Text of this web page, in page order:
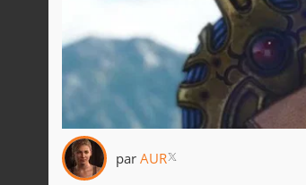
par AUR